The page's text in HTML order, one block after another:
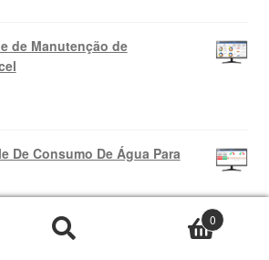
de Manutenção de
De Consumo De Água Para
0